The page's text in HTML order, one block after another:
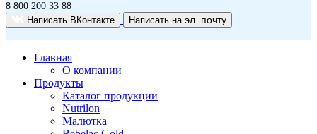
8 800 200 33 88
Написать ВКонтакте
Написать на эл. почту
Главная
О компании
Продукты
Каталог продукции
Nutrilon
Малютка